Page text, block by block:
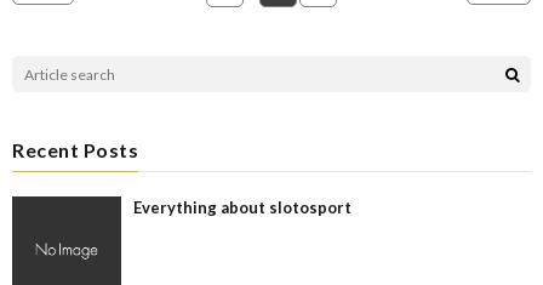
Recent Posts
Everything about slotosport